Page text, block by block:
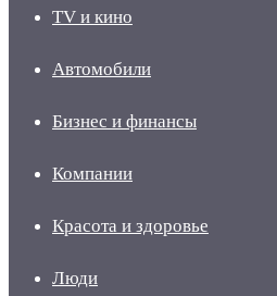
TV и кино
Автомобили
Бизнес и финансы
Компании
Красота и здоровье
Люди